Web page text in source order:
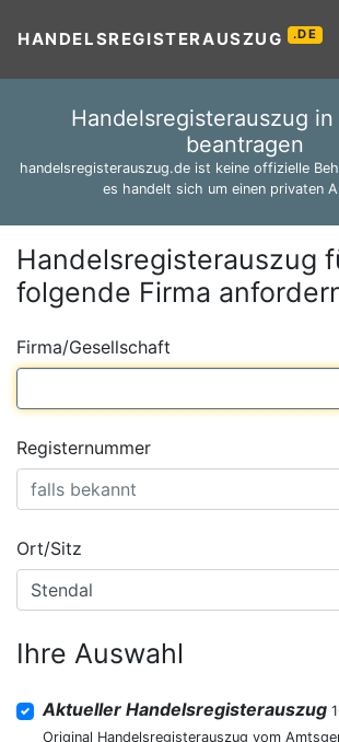
HANDELSREGISTERAUSZUG .DE
Handelsregisterauszug
beantragen
handelsregisterauszug.de ist keine offizielle
es handelt sich um einen privaten
Handelsregisterauszug
folgende Firma
Firma/Gesellschaft
Registernummer
Ort/Sitz
Ihre Auswahl
Aktueller Handelsregisterauszug
Original Handelsregisterauszug vom